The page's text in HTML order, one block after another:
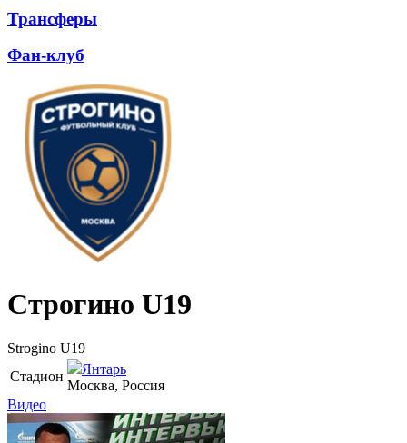
Трансферы
Фан-клуб
Строгино U19
Strogino U19
Стадион
Янтарь
Москва, Россия
Видео